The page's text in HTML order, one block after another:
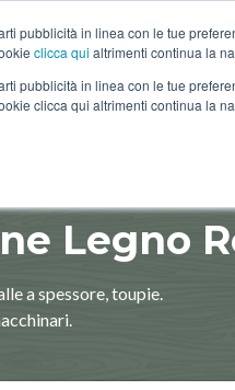
pubblicità in linea con le tue
clicca qui altrimenti continua la
pubblicità in linea con le tue
clicca qui altrimenti continua la
Legno
a spessore, toupie.